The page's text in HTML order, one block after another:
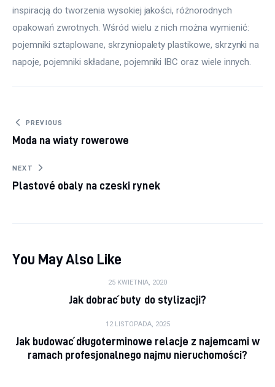
inspiracją do tworzenia wysokiej jakości, różnorodnych
opakowań zwrotnych. Wśród wielu z nich można wymienić:
pojemniki sztaplowane, skrzyniopalety plastikowe, skrzynki na
napoje, pojemniki składane, pojemniki IBC oraz wiele innych.
Nawigacja wpisu
PREVIOUS
Moda na wiaty rowerowe
NEXT
Plastové obaly na czeski rynek
You May Also Like
25 KWIETNIA, 2020
Jak dobrać buty do stylizacji?
12 LISTOPADA, 2025
Jak budować długoterminowe relacje z najemcami w
ramach profesjonalnego najmu nieruchomości?